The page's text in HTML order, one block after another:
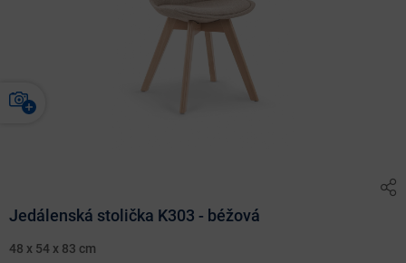
Jedálenská stolička K303 - béžová
48 x 54 x 83 cm